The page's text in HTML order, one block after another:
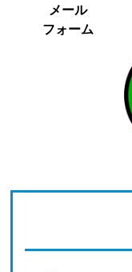
メール
フォーム